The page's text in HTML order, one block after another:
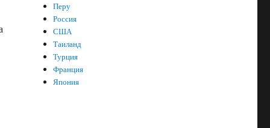
Перу
Россия
США
Таиланд
Турция
Франция
Япония